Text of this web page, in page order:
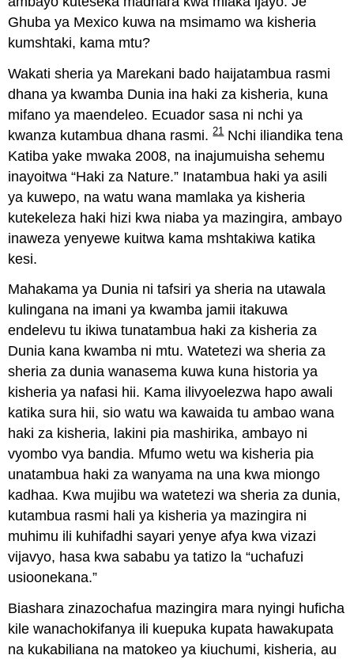
Ghuba ya Mexico kuwa na msimamo wa kisheria
kumshtaki, kama mtu?
Wakati sheria ya Marekani bado haijatambua rasmi
dhana ya kwamba Dunia ina haki za kisheria, kuna
mifano ya maendeleo. Ecuador sasa ni nchi ya
kwanza kutambua dhana rasmi.21Nchi iliandika tena
Katiba yake mwaka 2008, na inajumuisha sehemu
inayoitwa “Haki za Nature.” Inatambua haki ya asili
ya kuwepo, na watu wana mamlaka ya kisheria
kutekeleza haki hizi kwa niaba ya mazingira, ambayo
inaweza yenyewe kuitwa kama mshtakiwa katika
kesi.
Mahakama ya Dunia ni tafsiri ya sheria na utawala
kulingana na imani ya kwamba jamii itakuwa
endelevu tu ikiwa tunatambua haki za kisheria za
Dunia kana kwamba ni mtu. Watetezi wa sheria za
sheria za dunia wanasema kuwa kuna historia ya
kisheria ya nafasi hii. Kama ilivyoelezwa hapo awali
katika sura hii, sio watu wa kawaida tu ambao wana
haki za kisheria, lakini pia mashirika, ambayo ni
vyombo vya bandia. Mfumo wetu wa kisheria pia
unatambua haki za wanyama na una kwa miongo
kadhaa. Kwa mujibu wa watetezi wa sheria za dunia,
kutambua rasmi hali ya kisheria ya mazingira ni
muhimu ili kuhifadhi sayari yenye afya kwa vizazi
vijavyo, hasa kwa sababu ya tatizo la “uchafuzi
usioonekana.”
Biashara zinazochafua mazingira mara nyingi huficha
kile wanachokifanya ili kuepuka kupata hawakupata
na kukabiliana na matokeo ya kiuchumi, kisheria, au